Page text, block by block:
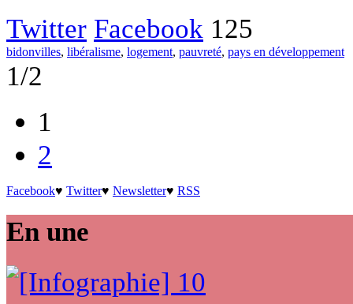
Twitter Facebook 125
bidonvilles, libéralisme, logement, pauvreté, pays en développement
1/2
1
2
Facebook♥ Twitter♥ Newsletter♥ RSS
En une